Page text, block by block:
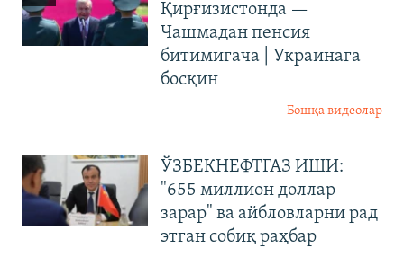
Қирғизистонда —
Чашмадан пенсия
битимигача | Украинага
босқин
Бошқа видеолар
ЎЗБЕКНЕФТГАЗ ИШИ:
"655 миллион доллар
зарар" ва айбловларни рад
этган собиқ раҳбар